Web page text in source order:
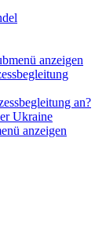
anzeigen
an?
Ukraine
anzeigen